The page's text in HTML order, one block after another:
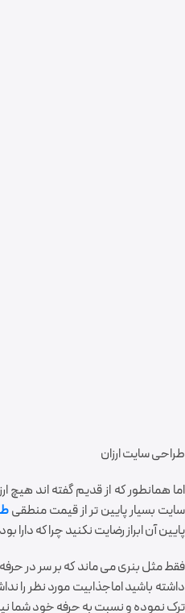
طراحی سایت ارزان
اما همانطور که از قدیم گفته اند هیچ
سایت بسیار پایین تر از قیمت منطقی
پایین آن ابراز رضایت نکنید چرا که دارا
فقط مثل بنری می ماند که بر سر در
داشته باشید اماجذابیت مورد نظر را
ترک نموده و نسبت به حرفه خود شما